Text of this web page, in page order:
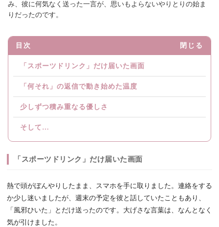
み、彼に何気なく送った一言が、思いもよらないやりとりの始ま
りだったのです。
目次 閉じる
「スポーツドリンク」だけ届いた画面
「何それ」の返信で動き始めた温度
少しずつ積み重なる優しさ
そして…
「スポーツドリンク」だけ届いた画面
熱で頭がぼんやりしたまま、スマホを手に取りました。連絡をする
か少し迷いましたが、週末の予定を彼と話していたこともあり、
「風邪ひいた」とだけ送ったのです。大げさな言葉は、なんとなく
気が引けました。